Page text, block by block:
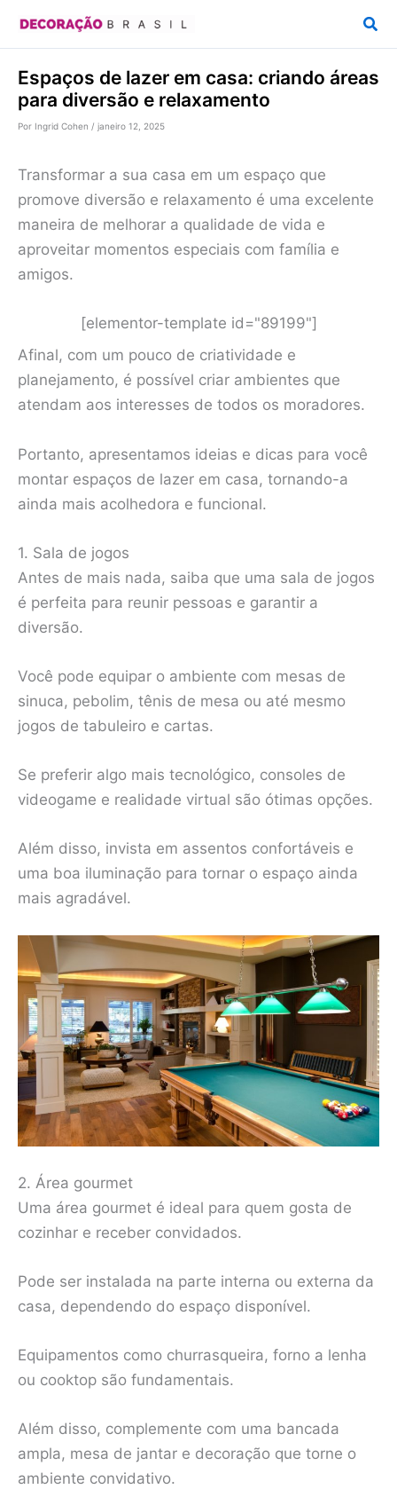
conteúdo
Espaços de lazer em casa: criando áreas
para diversão e relaxamento
Por Ingrid Cohen / janeiro 12, 2025
Transformar a sua casa em um espaço que
promove diversão e relaxamento é uma excelente
maneira de melhorar a qualidade de vida e
aproveitar momentos especiais com família e
amigos.
[elementor-template id="89199"]
Afinal, com um pouco de criatividade e
planejamento, é possível criar ambientes que
atendam aos interesses de todos os moradores.
Portanto, apresentamos ideias e dicas para você
montar espaços de lazer em casa, tornando-a
ainda mais acolhedora e funcional.
1. Sala de jogos
Antes de mais nada, saiba que uma sala de jogos
é perfeita para reunir pessoas e garantir a
diversão.
Você pode equipar o ambiente com mesas de
sinuca, pebolim, tênis de mesa ou até mesmo
jogos de tabuleiro e cartas.
Se preferir algo mais tecnológico, consoles de
videogame e realidade virtual são ótimas opções.
Além disso, invista em assentos confortáveis e
uma boa iluminação para tornar o espaço ainda
mais agradável.
2. Área gourmet
Uma área gourmet é ideal para quem gosta de
cozinhar e receber convidados.
Pode ser instalada na parte interna ou externa da
casa, dependendo do espaço disponível.
Equipamentos como churrasqueira, forno a lenha
ou cooktop são fundamentais.
Além disso, complemente com uma bancada
ampla, mesa de jantar e decoração que torne o
ambiente convidativo.